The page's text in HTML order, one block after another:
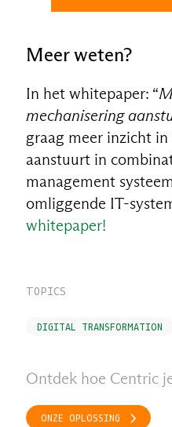
Meer weten?
In het whitepaper: “
mechanisering
graag meer inzicht
aanstuurt in
management
omliggende IT-
whitepaper!
TOPICS
DIGITAL TRANSFORMATION
Ontdek hoe Centric
ONZE OPLOSSING